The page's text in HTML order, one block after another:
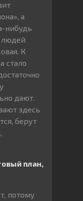
а
нибудь
людей
К
стало
дают.
здесь
берут
план,
потому